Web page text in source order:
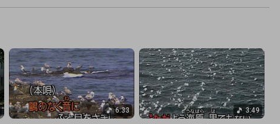
6:33 3:49